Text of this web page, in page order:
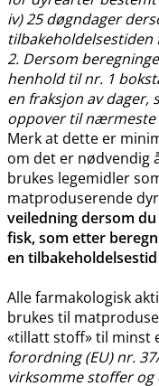
iv) 25 døgndager
2. Dersom
henhold til nr. 1
en fraksjon av dager,
oppover til nærmeste
Merk at dette er
om det er nødvendig
brukes legemidler
matproduserende
veiledning dersom
fisk, som etter
en
Alle farmakologisk
brukes til
«tillatt stoff» til minst
forordning (EU) nr.
virksomme stoffer og